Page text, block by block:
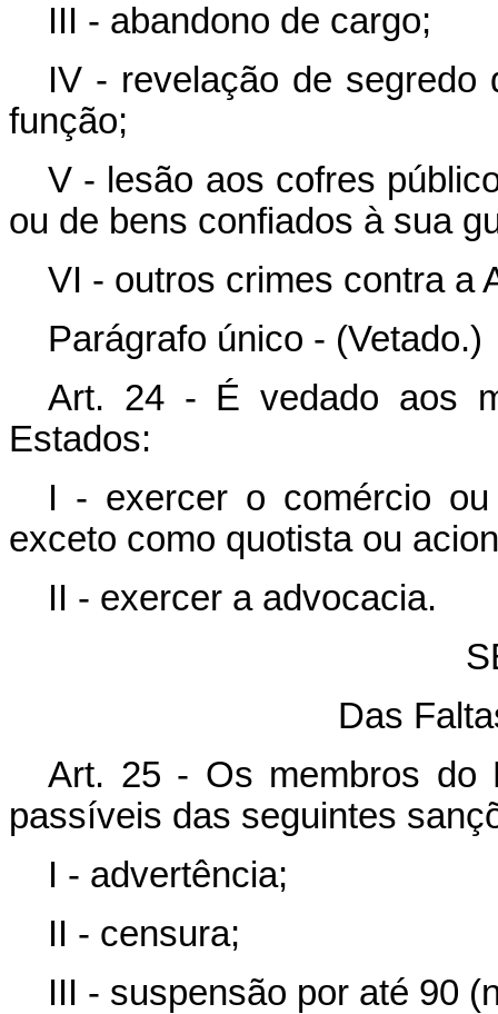
III - abandono de cargo;
IV - revelação de segredo
função;
V - lesão aos cofres
ou de bens confiados à sua
VI - outros crimes contra a
Parágrafo único - (Vetado.)
Art. 24 - É vedado aos
Estados:
I - exercer o comércio
exceto como quotista ou
II - exercer a advocacia.
Das
Art. 25 - Os membros do
passíveis das seguintes
I - advertência;
II - censura;
III - suspensão por até 90